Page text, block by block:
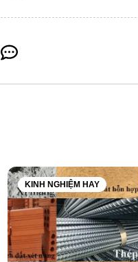
KINH NGHIỆM HAY